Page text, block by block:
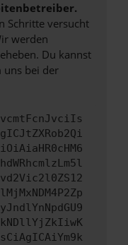
Schritte versucht
werden
Du kannst
uns bei der